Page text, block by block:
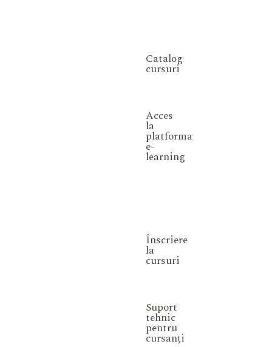
Catalog
cursuri
Acces
la
platforma
e-
learning
Înscriere
la
cursuri
Suport
tehnic
pentru
cursanți